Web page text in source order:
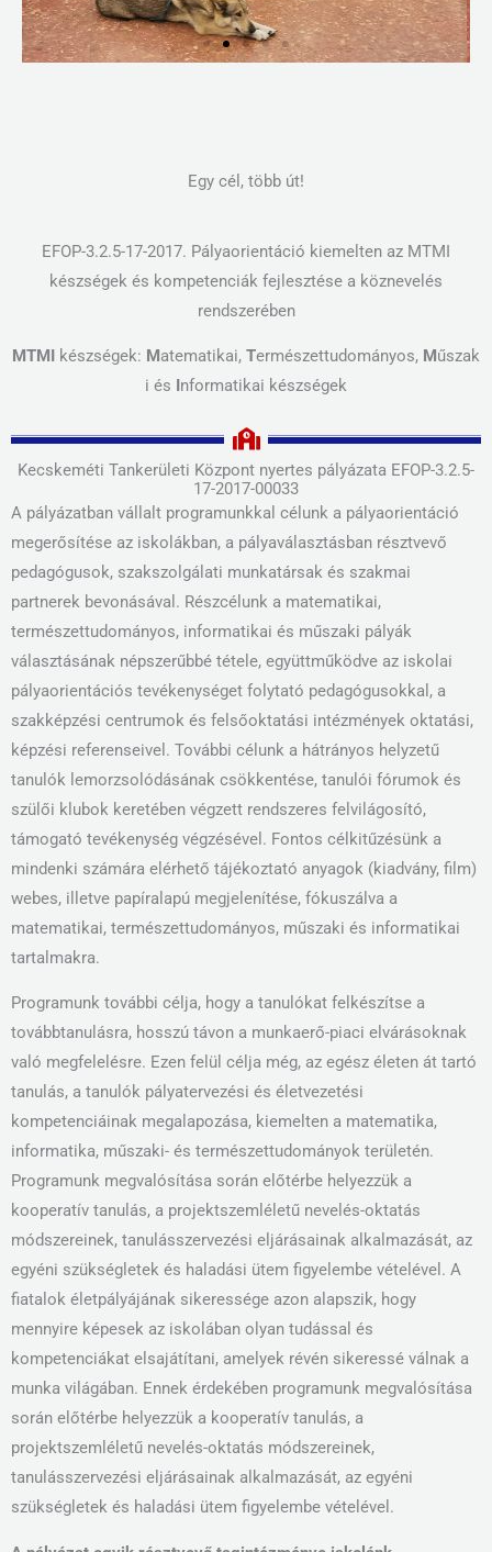
Egy cél, több út!
EFOP-3.2.5-17-2017. Pályaorientáció kiemelten az MTMI
készségek és kompetenciák fejlesztése a köznevelés
rendszerében
MTMI készségek: M atematikai, Természettudományos, M űszak
i és nformatikai készségek
Kecskeméti Tankerületi Központ nyertes pályázata EFOP-3.2.5-
17-2017-00033
A pályázatban vállalt programunkkal célunk a pályaorientáció
megerősítése az iskolákban, a pályaválasztásban résztvevő
pedagógusok, szakszolgálati munkatársak és szakmai
partnerek bevonásával. Részcélunk a matematikai,
természettudományos, informatikai és műszaki pályák
választásának népszerűbbé tétele, együttműködve az iskolai
pályaorientációs tevékenységet folytató pedagógusokkal, a
szakképzési centrumok és felsőoktatási intézmények oktatási,
képzési referenseivel. További célunk a hátrányos helyzetű
tanulók lemorzsolódásának csökkentése, tanulói fórumok és
szülői klubok keretében végzett rendszeres felvilágosító,
támogató tevékenység végzésével. Fontos célkitűzésünk a
mindenki számára elérhető tájékoztató anyagok (kiadvány, film)
webes, illetve papíralapú megjelenítése, fókuszálva a
matematikai, természettudományos, műszaki és informatikai
tartalmakra.
Programunk további célja, hogy a tanulókat felkészítse a
továbbtanulásra, hosszú távon a munkaerő-piaci elvárásoknak
való megfelelésre. Ezen felül célja még, az egész életen át tartó
tanulás, a tanulók pályatervezési és életvezetési
kompetenciáinak megalapozása, kiemelten a matematika,
informatika, műszaki- és természettudományok területén.
Programunk megvalósítása során előtérbe helyezzük a
kooperatív tanulás, a projektszemléletű nevelés-oktatás
módszereinek, tanulásszervezési eljárásainak alkalmazását, az
egyéni szükségletek és haladási ütem figyelembe vételével. A
fiatalok életpályájának sikeressége azon alapszik, hogy
mennyire képesek az iskolában olyan tudással és
kompetenciákat elsajátítani, amelyek révén sikeressé válnak a
munka világában. Ennek érdekében programunk megvalósítása
során előtérbe helyezzük a kooperatív tanulás, a
projektszemléletű nevelés-oktatás módszereinek,
tanulásszervezési eljárásainak alkalmazását, az egyéni
szükségletek és haladási ütem figyelembe vételével.